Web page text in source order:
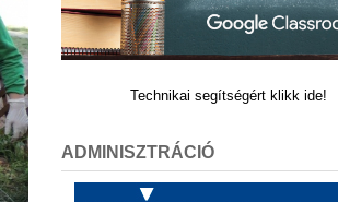
Technikai segítségért klikk ide!
ADMINISZTRÁCIÓ